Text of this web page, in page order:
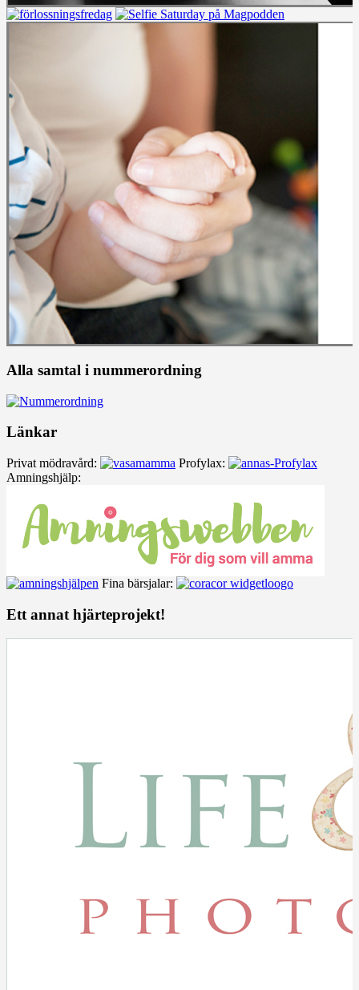
Alla samtal i nummerordning
Länkar
Privat mödravård:
Profylax:
Amningshjälp:
Fina bärsjalar:
Ett annat hjärteprojekt!